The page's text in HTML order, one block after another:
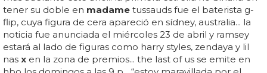
marzo
Miley cyrus - bangerz tour dvd... como todo dvd de diva
que se precie, vendrá con imágenes de miley
preparando su gira y demás... el setlist del 'bangerz tour
dvd de miley cyrus será el siguiente... el 'bangerz
tour